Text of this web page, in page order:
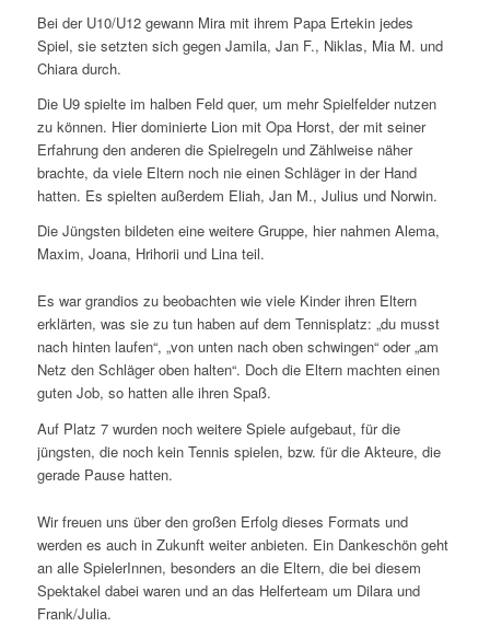
Bei der U10/U12 gewann Mira mit ihrem Papa Ertekin jedes
Spiel, sie setzten sich gegen Jamila, Jan F., Niklas, Mia M. und
Chiara durch.
Die U9 spielte im halben Feld quer, um mehr Spielfelder nutzen
zu können. Hier dominierte Lion mit Opa Horst, der mit seiner
Erfahrung den anderen die Spielregeln und Zählweise näher
brachte, da viele Eltern noch nie einen Schläger in der Hand
hatten. Es spielten außerdem Eliah, Jan M., Julius und Norwin.
Die Jüngsten bildeten eine weitere Gruppe, hier nahmen Alema,
Maxim, Joana, Hrihorii und Lina teil.
Es war grandios zu beobachten wie viele Kinder ihren Eltern
erklärten, was sie zu tun haben auf dem Tennisplatz: „du musst
nach hinten laufen“, „von unten nach oben schwingen“ oder „am
Netz den Schläger oben halten“. Doch die Eltern machten einen
guten Job, so hatten alle ihren Spaß.
Auf Platz 7 wurden noch weitere Spiele aufgebaut, für die
jüngsten, die noch kein Tennis spielen, bzw. für die Akteure, die
gerade Pause hatten.
Wir freuen uns über den großen Erfolg dieses Formats und
werden es auch in Zukunft weiter anbieten. Ein Dankeschön geht
an alle SpielerInnen, besonders an die Eltern, die bei diesem
Spektakel dabei waren und an das Helferteam um Dilara und
Frank/Julia.